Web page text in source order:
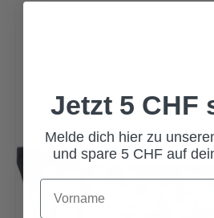
Jetzt 5 CHF
Melde dich hier zu
und spare 5 CHF auf